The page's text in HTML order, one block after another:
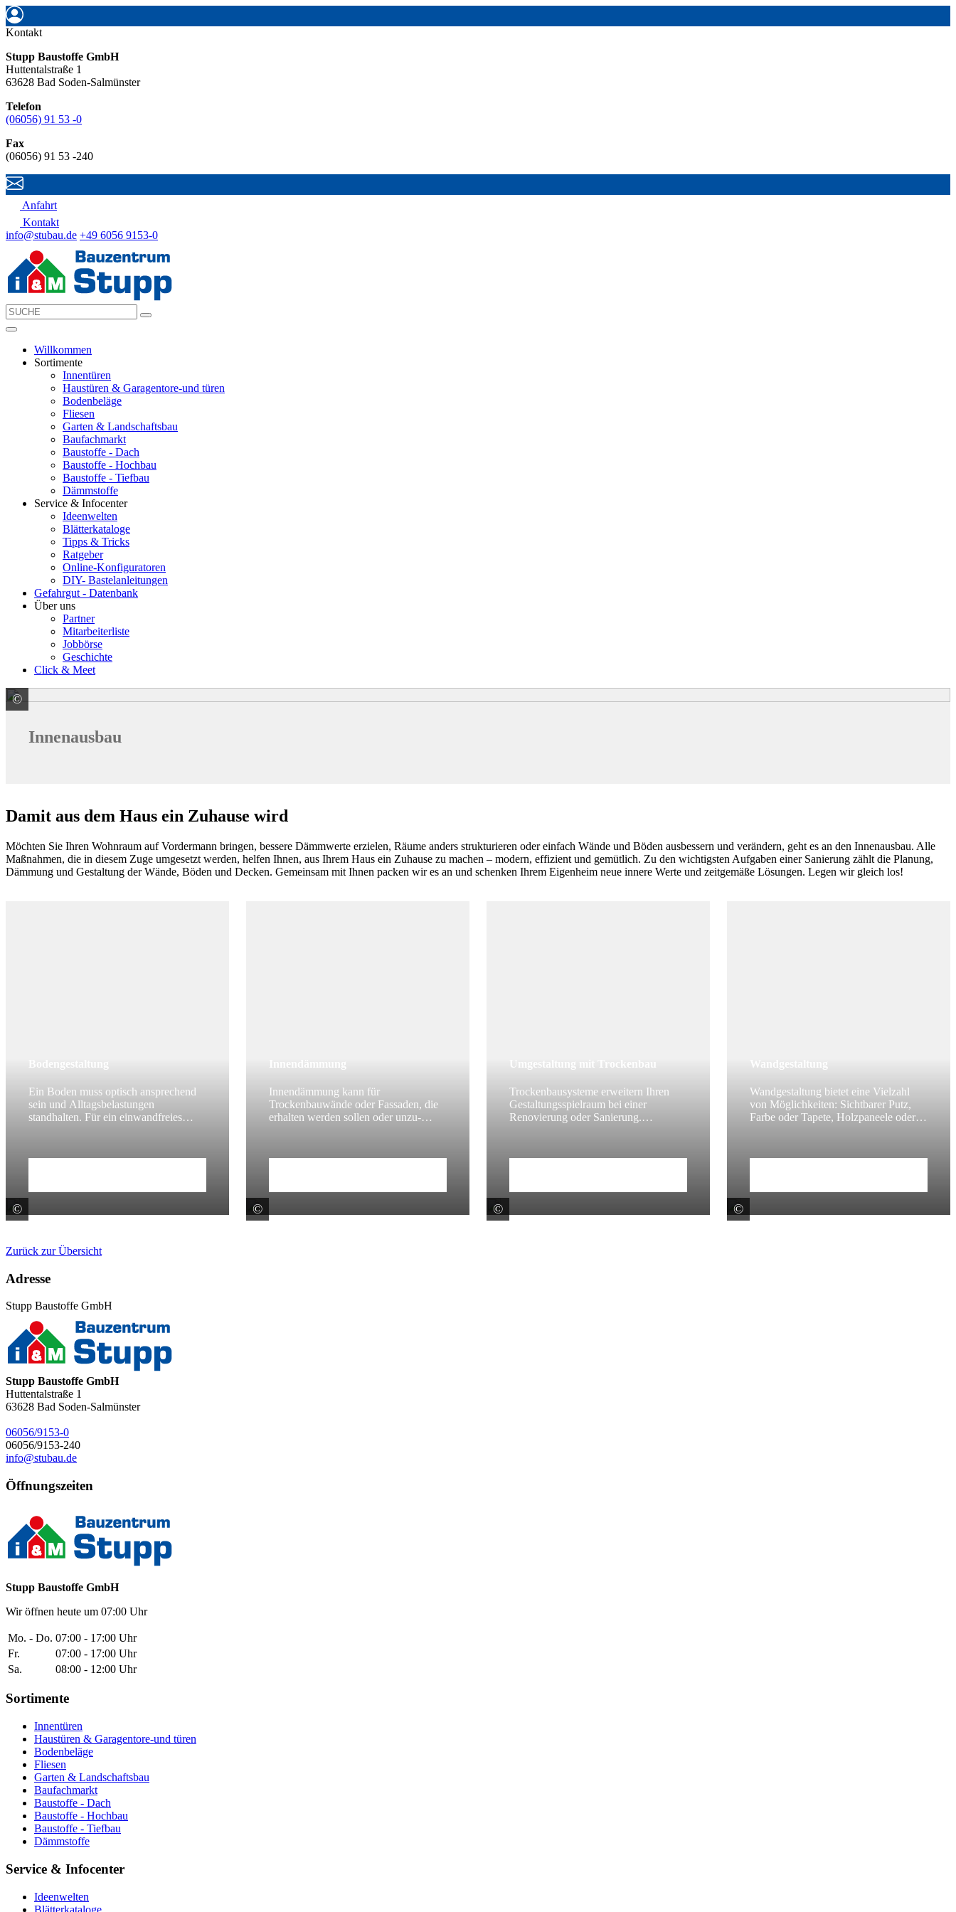
Kontakt
Stupp Baustoffe GmbH
Huttentalstraße 1
63628 Bad Soden-Salmünster
Telefon
(06056) 91 53 -0
Fax
(06056) 91 53 -240
Anfahrt
Kontakt
info@stubau.de +49 6056 9153-0
Willkommen
Sortimente
Innentüren
Haustüren & Garagentore-und türen
Bodenbeläge
Fliesen
Garten & Landschaftsbau
Baufachmarkt
Baustoffe - Dach
Baustoffe - Hochbau
Baustoffe - Tiefbau
Dämmstoffe
Service & Infocenter
Ideenwelten
Blätterkataloge
Tipps & Tricks
Ratgeber
Online-Konfiguratoren
DIY- Bastelanleitungen
Gefahrgut - Datenbank
Über uns
Partner
Mitarbeiterliste
Jobbörse
Geschichte
Click & Meet
© colourbox.de
Innenausbau
Damit aus dem Haus ein Zuhause wird
Möchten Sie Ihren Wohnraum auf Vordermann bringen, bessere Dämmwerte erzielen, Räume anders strukturieren oder einfach Wände und Böden ausbessern und verändern, geht es an den Innenausbau. Alle
Maßnahmen, die in diesem Zuge umgesetzt werden, helfen Ihnen, aus Ihrem Haus ein Zuhause zu machen – modern, effizient und gemütlich. Zu den wichtigsten Aufgaben einer Sanierung zählt die Planung,
Dämmung und Gestaltung der Wände, Böden und Decken. Gemeinsam mit Ihnen packen wir es an und schenken Ihrem Eigenheim neue innere Werte und zeitgemäße Lösungen. Legen wir gleich los!
©
Bodengestaltung
Ein Boden muss optisch ansprechend
sein und Alltagsbelastungen
standhalten. Für ein einwandfreies
beachten.
©
Innendämmung
Innendämmung kann für
Trockenbauwände oder Fassaden, die
erhalten werden sollen oder unzu­
© Protektorwerk Florenz Maisch GmbH & Co. KG
Umgestaltung mit Trockenbau
Trockenbausysteme erweitern Ihren
Gestaltungsspielraum bei einer
Renovierung oder Sanierung.
Lösungen.
©
Wandgestaltung
Wandgestaltung bietet eine Vielzahl
von Möglichkeiten: Sichtbarer Putz,
Farbe oder Tapete, Holzpaneele oder
Zurück zur Übersicht
Adresse
Stupp Baustoffe GmbH
Stupp Baustoffe GmbH
Huttentalstraße 1
63628 Bad Soden-Salmünster
06056/9153-0
06056/9153-240
info@stubau.de
Öffnungszeiten
Stupp Baustoffe GmbH
Wir öffnen heute um 07:00 Uhr
Mo. - Do. 07:00 - 17:00 Uhr
Fr.
07:00 - 17:00 Uhr
Sa.
08:00 - 12:00 Uhr
Sortimente
Innentüren
Haustüren & Garagentore-und türen
Bodenbeläge
Fliesen
Garten & Landschaftsbau
Baufachmarkt
Baustoffe - Dach
Baustoffe - Hochbau
Baustoffe - Tiefbau
Dämmstoffe
Service & Infocenter
Ideenwelten
Blätterkataloge